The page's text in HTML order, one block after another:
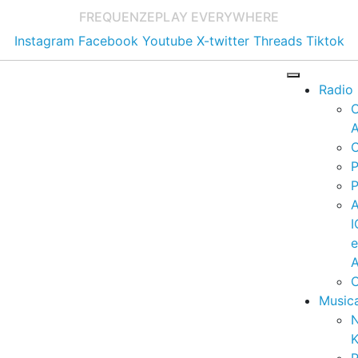
FREQUENZEPLAY EVERYWHERE
Instagram Facebook Youtube X-twitter Threads Tiktok
Radio
e